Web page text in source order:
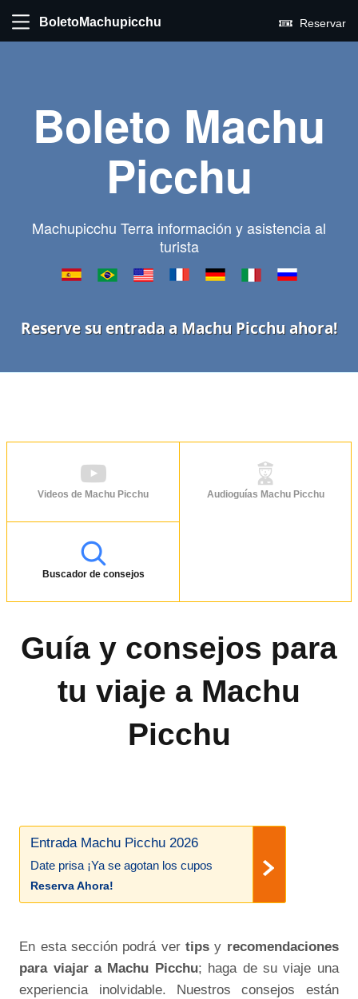
BoletoMachupicchu Reservar
Boleto Machu
Picchu
Machupicchu Terra información y asistencia al
turista
Reserve su entrada a Machu Picchu ahora!
Videos de Machu Picchu Audioguías Machu Picchu
Buscador de consejos
Guía y consejos para
tu viaje a Machu
Picchu
Entrada Machu Picchu 2026
Date prisa ¡Ya se agotan los cupos
Reserva Ahora!
En esta sección podrá vertips y recomendaciones
para viajar a Machu Picchu; haga de su viaje una
experiencia inolvidable. Nuestros consejos están